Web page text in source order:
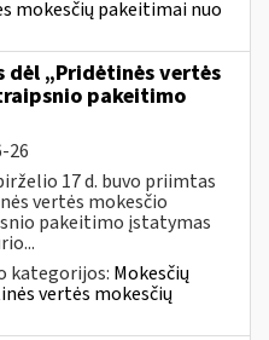
mokesčių pakeitimai nuo
dėl „Pridėtinės vertės
pakeitimo
26
17 d. buvo priimtas
vertės mokesčio
pakeitimo įstatymas
kategorijos: Mokesčių
vertės mokesčių